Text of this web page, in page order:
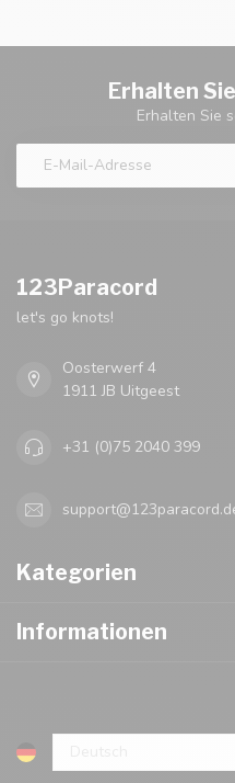
Erhalten
Erhalten Sie
123Paracord
let's go knots!
Oosterwerf 4
1911 JB Uitgeest
+31 (0)75 2040 399
Kategorien
Informationen